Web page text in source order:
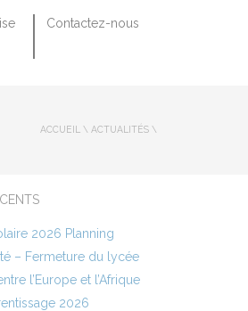
Contactez-nous
ACCUEIL \ ACTUALITÉS \
2026 Planning
– Fermeture du lycée
l’Europe et l’Afrique
2026